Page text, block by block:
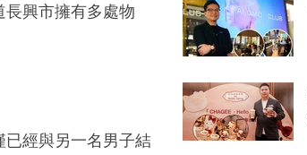
興市擁有多處物
已經與另一名男子結